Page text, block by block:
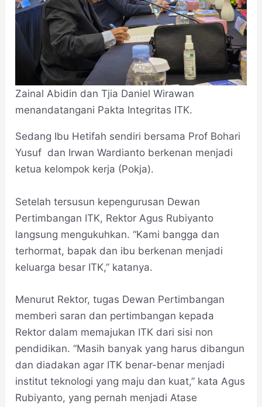
Zainal Abidin dan Tjia Daniel Wirawan
menandatangani Pakta Integritas ITK.
Sedang Ibu Hetifah sendiri bersama Prof Bohari
Yusuf dan Irwan Wardianto berkenan menjadi
ketua kelompok kerja (Pokja).
Setelah tersusun kepengurusan Dewan
Pertimbangan ITK, Rektor Agus Rubiyanto
langsung mengukuhkan. “Kami bangga dan
terhormat, bapak dan ibu berkenan menjadi
keluarga besar ITK,” katanya.
Menurut Rektor, tugas Dewan Pertimbangan
memberi saran dan pertimbangan kepada
Rektor dalam memajukan ITK dari sisi non
pendidikan. “Masih banyak yang harus dibangun
dan diadakan agar ITK benar-benar menjadi
institut teknologi yang maju dan kuat,” kata Agus
Rubiyanto, yang pernah menjadi Atase